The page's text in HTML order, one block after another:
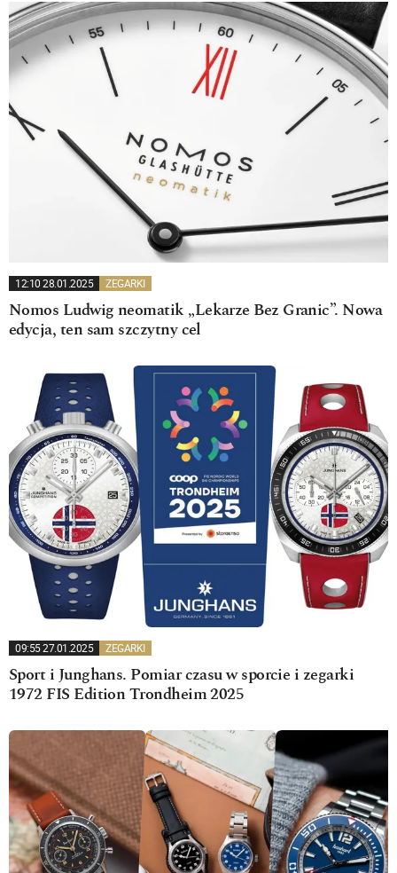
12:10 28.01.2025 ZEGARKI
Nomos Ludwig neomatik „Lekarze Bez Granic”. Nowa
edycja, ten sam szczytny cel
09:55 27.01.2025 ZEGARKI
Sport i Junghans. Pomiar czasu w sporcie i zegarki
1972 FIS Edition Trondheim 2025